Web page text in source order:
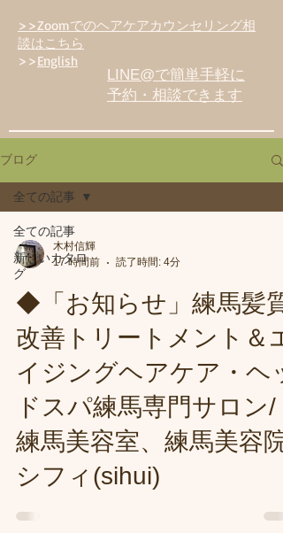
>>Zoomでのヘアケアカウンセリング相
談はこちら
>>English
LINE@で簡単手軽に
予約・相談できます
ブログ
全ての記事
新しいカタロ
グ
全ての記事
木村信輝
17 時間前
読了時間: 4分
◆「お知らせ」練馬髪質
改善トリートメント＆エ
イジングヘアケア・ヘッ
ドスパ練馬専門サロン/
練馬美容室、練馬美容院
シフィ(sihui)